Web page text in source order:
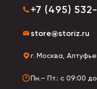
+7 (495)
store@storiz.ru
г. Москва,
Пн.– Пт.: с 09:00 до